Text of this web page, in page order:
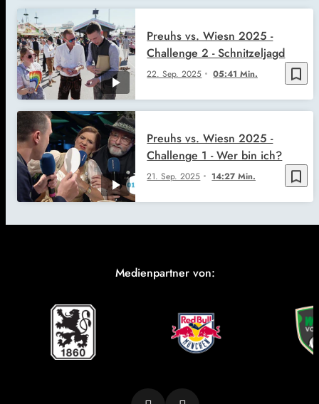
bookmark_border
22. Sep. 2025 05:41 Min.
Preuhs vs. Wiesn 2025 -
Challenge 2 - Schnitzeljagd
bookmark_border
21. Sep. 2025 14:27 Min.
Preuhs vs. Wiesn 2025 -
Challenge 1 - Wer bin ich?
Medienpartner von: